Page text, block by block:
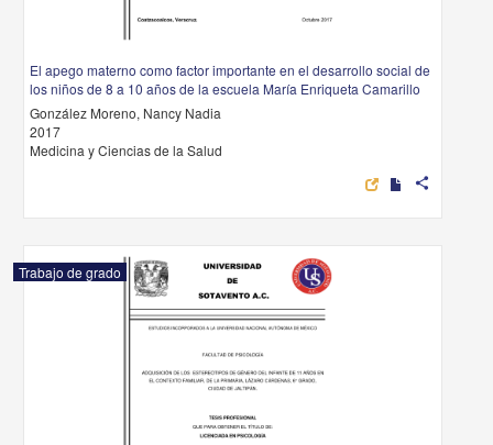
El apego materno como factor importante en el desarrollo social de
los niños de 8 a 10 años de la escuela María Enriqueta Camarillo
González Moreno, Nancy Nadia
2017
Medicina y Ciencias de la Salud
share
Trabajo de grado